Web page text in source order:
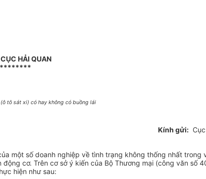
HẢI QUAN
********
tô sát xi) có hay không có buồng lái
Kính gửi:
một số doanh nghiệp về tình trạng không thống nhất
cơ. Trên cơ sở ý kiến của Bộ Thương mại (công văn
hiện như sau: